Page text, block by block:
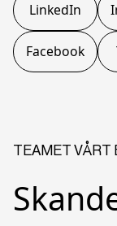
LinkedIn
Facebook
TEAMET VÅRT